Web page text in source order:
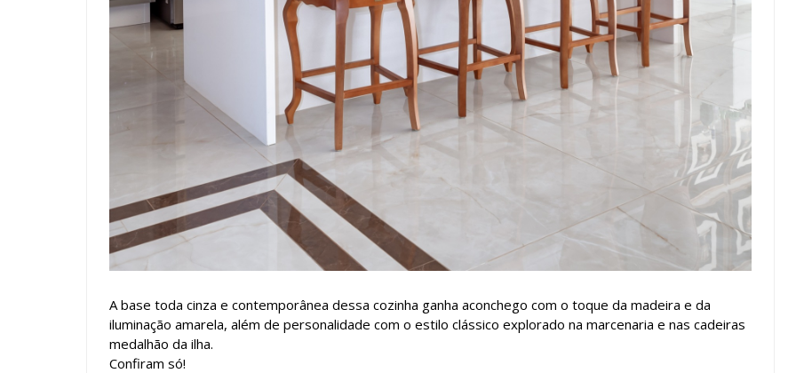
A base toda cinza e contemporânea dessa cozinha ganha aconchego com o toque da madeira e da
iluminação amarela, além de personalidade com o estilo clássico explorado na marcenaria e nas cadeiras
medalhão da ilha.
Confiram só!